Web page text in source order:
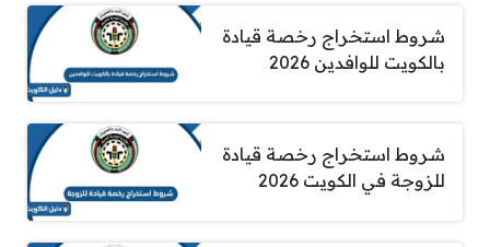
شروط استخراج رخصة قيادة
بالكويت للوافدين 2026
شروط استخراج رخصة قيادة
للزوجة في الكويت 2026